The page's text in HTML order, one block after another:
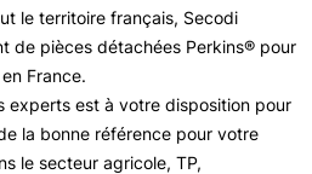
le territoire français, Secodi
de pièces détachées Perkins® pour
France.
experts est à votre disposition pour
la bonne référence pour votre
le secteur agricole, TP,